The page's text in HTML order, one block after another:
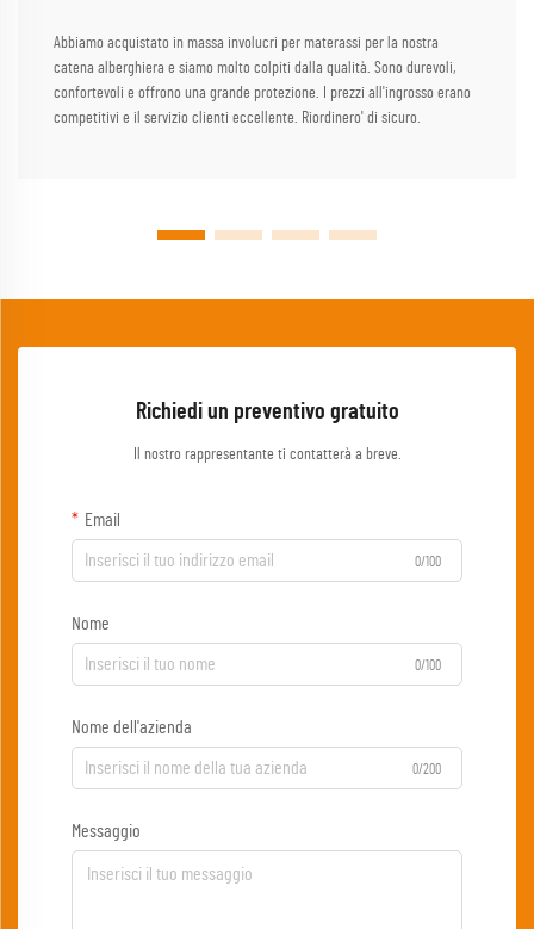
Abbiamo acquistato in massa involucri per materassi per la nostra
catena alberghiera e siamo molto colpiti dalla qualità. Sono durevoli,
confortevoli e offrono una grande protezione. I prezzi all'ingrosso erano
competitivi e il servizio clienti eccellente. Riordinero' di sicuro.
Richiedi un preventivo gratuito
Il nostro rappresentante ti contatterà a breve.
Email
0/100
Nome
0/100
Nome dell'azienda
0/200
Messaggio